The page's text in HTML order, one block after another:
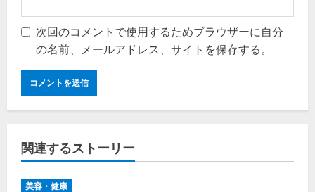
次回のコメントで使用するためブラウザーに自分
の名前、メールアドレス、サイトを保存する。
関連するストーリー
美容・健康